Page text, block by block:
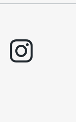
instagram